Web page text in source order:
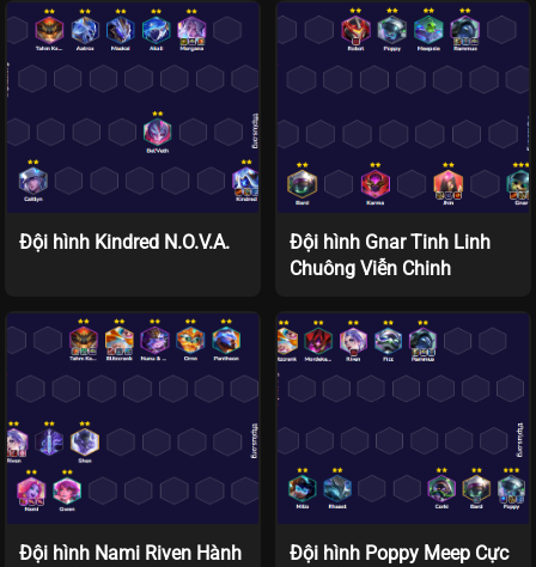
Đội hình Kindred N.O.V.A.
Đội hình Gnar Tinh Linh
Chuông Viễn Chinh
Đội hình Nami Riven Hành
Đội hình Poppy Meep Cực